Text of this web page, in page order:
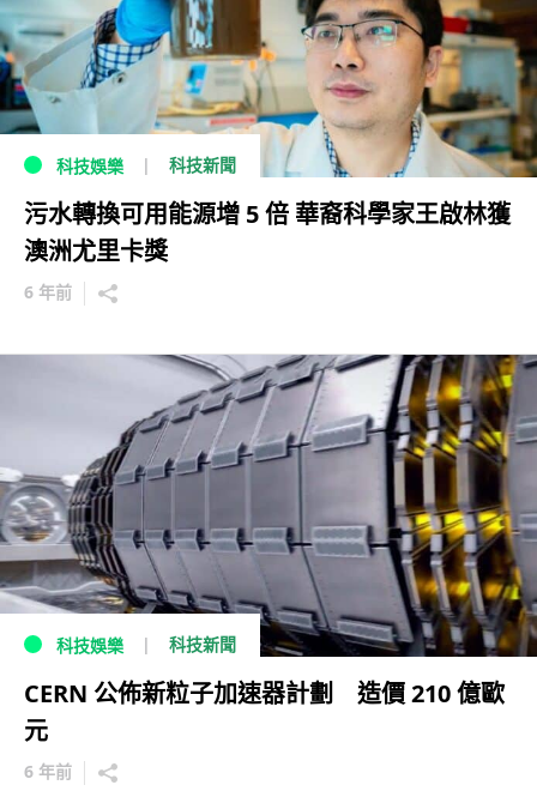
科技娛樂 科技新聞
污水轉換可用能源增 5 倍 華裔科學家王啟林獲
澳洲尤里卡獎
6 年前
科技娛樂 科技新聞
CERN 公佈新粒子加速器計劃 造價 210 億歐
元
6 年前